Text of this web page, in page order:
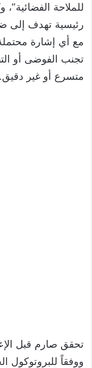
للملاحة
رئيسية تهدف إلى
مع أي إشارة
تجنب الفوضى أو
متسرع أو غير دقيق.
تحقق صارم قبل
ووفقاً للبروتوكول